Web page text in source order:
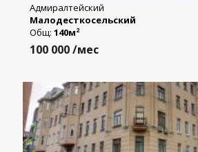
Адмиралтейский
Малодесткосельский
Общ: 140м2
100 000/мес